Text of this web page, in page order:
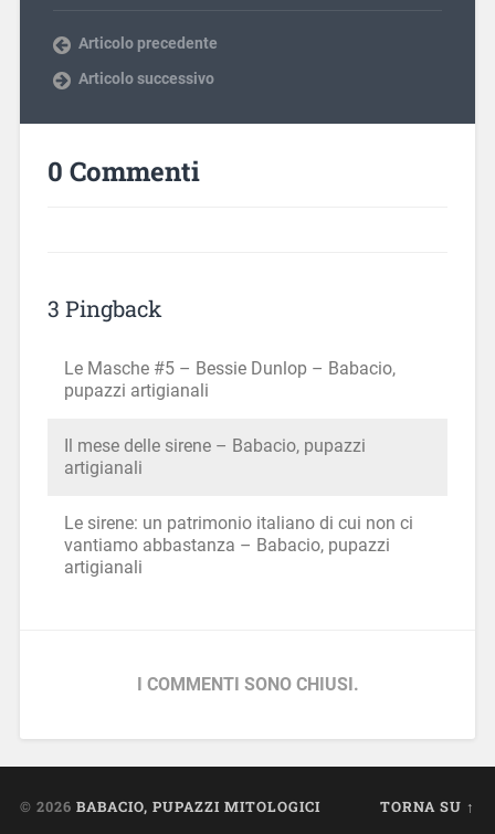
Articolo precedente
Articolo successivo
0 Commenti
3 Pingback
Le Masche #5 – Bessie Dunlop – Babacio,
pupazzi artigianali
Il mese delle sirene – Babacio, pupazzi
artigianali
Le sirene: un patrimonio italiano di cui non ci
vantiamo abbastanza – Babacio, pupazzi
artigianali
I COMMENTI SONO CHIUSI.
© 2026 BABACIO, PUPAZZI MITOLOGICI TORNA SU ↑